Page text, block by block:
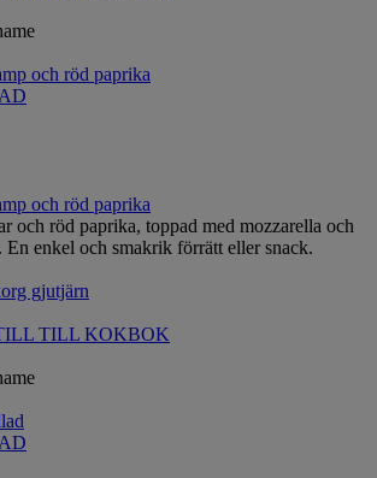
och röd paprika
och röd paprika
och röd paprika, toppad med mozzarella och
En enkel och smakrik förrätt eller snack.
gjutjärn
TILL KOKBOK